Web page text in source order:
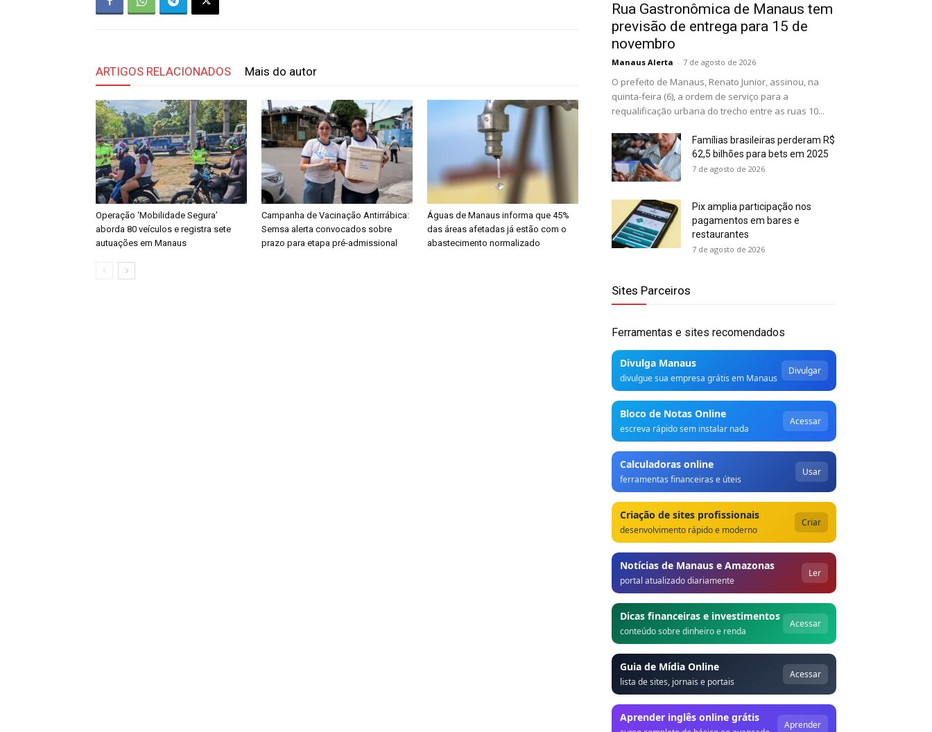
ARTIGOS RELACIONADOS Mais do autor
Operação ‘Mobilidade Segura’
aborda 80 veículos e registra sete
autuações em Manaus
Campanha de Vacinação Antirrábica:
Semsa alerta convocados sobre
prazo para etapa pré-admissional
Águas de Manaus informa que 45%
das áreas afetadas já estão com o
abastecimento normalizado
Rua Gastronômica de Manaus tem
previsão de entrega para 15 de
novembro
Manaus Alerta - 7 de agosto de 2026
O prefeito de Manaus, Renato Junior, assinou, na
quinta-feira (6), a ordem de serviço para a
requalificação urbana do trecho entre as ruas 10...
Famílias brasileiras perderam R$
62,5 bilhões para bets em 2025
7 de agosto de 2026
Pix amplia participação nos
pagamentos em bares e
restaurantes
7 de agosto de 2026
Sites Parceiros
Ferramentas e sites recomendados
Divulga Manaus
divulgue sua empresa grátis em Manaus
Divulgar
Bloco de Notas Online
escreva rápido sem instalar nada
Acessar
Calculadoras online
ferramentas financeiras e úteis
Usar
Criação de sites profissionais
desenvolvimento rápido e moderno
Criar
Notícias de Manaus e Amazonas
portal atualizado diariamente
Ler
Dicas financeiras e investimentos
conteúdo sobre dinheiro e renda
Acessar
Guia de Mídia Online
lista de sites, jornais e portais
Acessar
Aprender inglês online grátis
Aprender